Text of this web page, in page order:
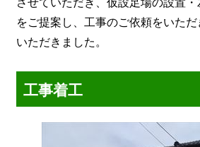
させていただき、仮設足場の設置
をご提案し、工事のご依頼をいた
いただきました。
工事着工